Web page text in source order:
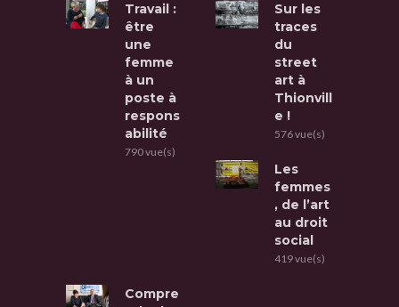
Travail :
être
une
femme
à un
poste à
respons
abilité
790 vue(s)
Sur les
traces
du
street
art à
Thionvill
e !
576 vue(s)
Les
femmes
, de l’art
au droit
social
419 vue(s)
Compre